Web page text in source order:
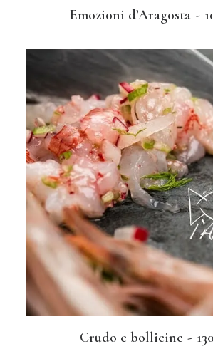
AGGIUNGI AL CARRELLO
Emozioni d’Aragosta
AGGIUNGI AL CARRELLO
Crudo e bollicine